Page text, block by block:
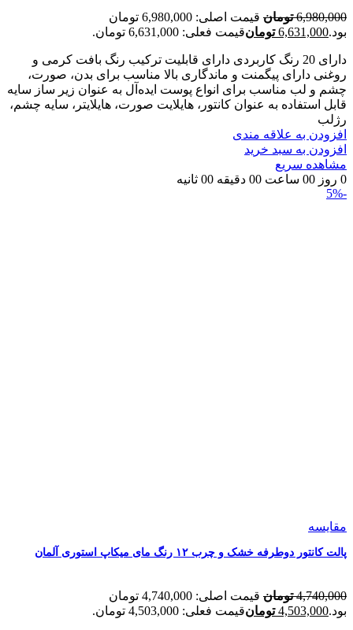
6,980,000 تومان
قیمت اصلی: 6,980,000 تومان
بود.6,631,000 تومانقیمت فعلی: 6,631,000 تومان.
دارای 20 رنگ کاربردی دارای قابلیت ترکیب رنگ بافت کرمی و
روغنی دارای پیگمنت و ماندگاری بالا مناسب برای بدن، صورت،
چشم و لب مناسب برای انواع پوست ایده‌آل به عنوان زیر ساز سایه
قابل استفاده به عنوان کانتور، هایلایت صورت، هایلایتر، سایه چشم،
رژلب
افزودن به علاقه مندی
افزودن به سبد خرید
مشاهده سریع
0 روز 00 ساعت 00 دقیقه 00 ثانیه
-5%
مقایسه
پالت کانتور دوطرفه خشک و چرب ۱۲ رنگ مای میکاپ استوری آلمان
4,740,000 تومان
قیمت اصلی: 4,740,000 تومان
بود.4,503,000 تومانقیمت فعلی: 4,503,000 تومان.